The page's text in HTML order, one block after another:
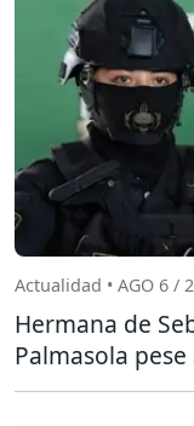
Actualidad • AGO 6 /
Hermana de
Palmasola